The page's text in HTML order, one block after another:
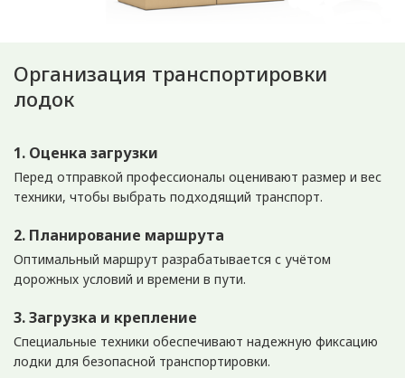
Организация транспортировки
лодок
1. Оценка загрузки
Перед отправкой профессионалы оценивают размер и вес
техники, чтобы выбрать подходящий транспорт.
2. Планирование маршрута
Оптимальный маршрут разрабатывается с учётом
дорожных условий и времени в пути.
3. Загрузка и крепление
Специальные техники обеспечивают надежную фиксацию
лодки для безопасной транспортировки.